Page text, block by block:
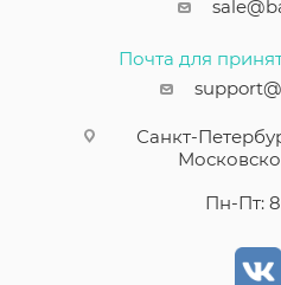
Почта для
Санкт-
Пн-Пт: